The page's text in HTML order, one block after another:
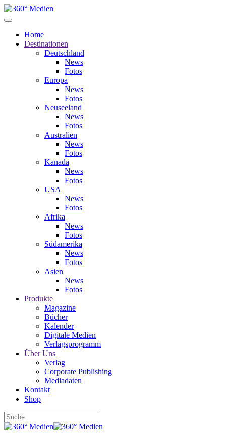
Home
Destinationen
Deutschland
News
Fotos
Europa
News
Fotos
Neuseeland
News
Fotos
Australien
News
Fotos
Kanada
News
Fotos
USA
News
Fotos
Afrika
News
Fotos
Südamerika
News
Fotos
Asien
News
Fotos
Produkte
Magazine
Bücher
Kalender
Digitale Medien
Verlagsprogramm
Über Uns
Verlag
Corporate Publishing
Mediadaten
Kontakt
Shop